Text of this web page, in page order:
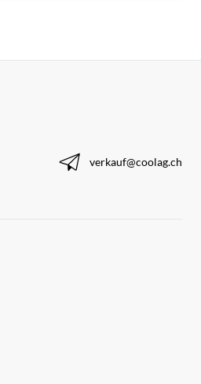
verkauf@coolag.ch